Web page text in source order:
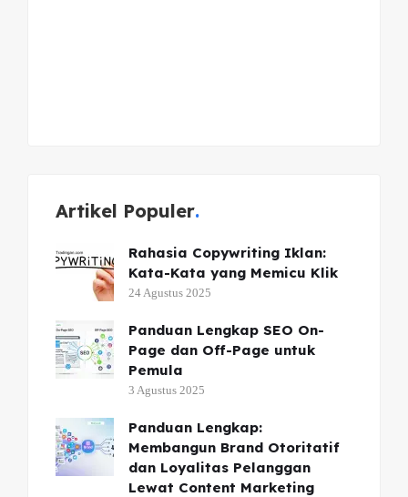
Artikel Populer
Rahasia Copywriting Iklan:
Kata-Kata yang Memicu Klik
24 Agustus 2025
Panduan Lengkap SEO On-
Page dan Off-Page untuk
Pemula
3 Agustus 2025
Panduan Lengkap:
Membangun Brand Otoritatif
dan Loyalitas Pelanggan
Lewat Content Marketing